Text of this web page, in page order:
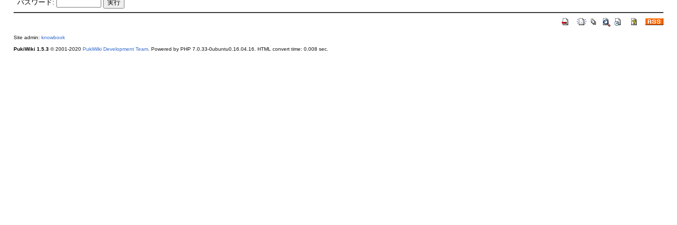
パスワード:
Site admin: knowbook
PukiWiki 1.5.3© 2001-2020 PukiWiki Development Team. Powered by PHP 7.0.33-0ubuntu0.16.04.16. HTML convert time: 0.008 sec.